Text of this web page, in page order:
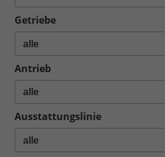
Getriebe
Antrieb
Ausstattungslinie